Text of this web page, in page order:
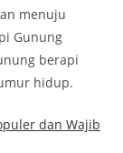
menuju
Gunung
berapi
hidup.
dan Wajib